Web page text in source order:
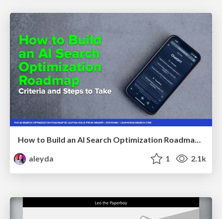
How to Build an AI Search Optimization Roadmap - Criteria and Steps to Take #SEOIRL
aleyda
1 2.1k